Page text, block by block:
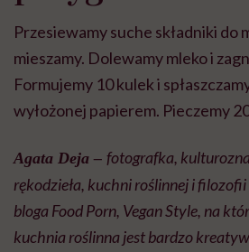
Przesiewamy suche składniki do
mieszamy. Dolewamy mleko i
Formujemy 10 kulek i
wyłożonej papierem. Pieczemy
Agata Deja – fotografka,
rękodzieła, kuchni roślinnej i
bloga Food Porn, Vegan Style, na
kuchnia roślinna jest bardzo